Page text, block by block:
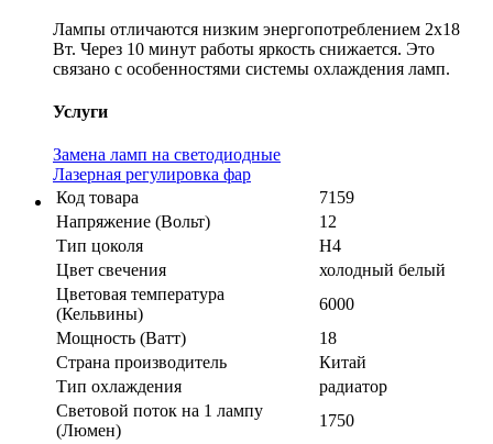
Лампы отличаются низким энергопотреблением 2х18
Вт. Через 10 минут работы яркость снижается. Это
связано с особенностями системы охлаждения ламп.
Услуги
Замена ламп на светодиодные
Лазерная регулировка фар
Код товара
7159
Напряжение (Вольт)
12
Тип цоколя
H4
Цвет свечения
холодный белый
Цветовая температура
(Кельвины)
6000
Мощность (Ватт)
18
Страна производитель
Китай
Тип охлаждения
радиатор
Световой поток на 1 лампу
(Люмен)
1750